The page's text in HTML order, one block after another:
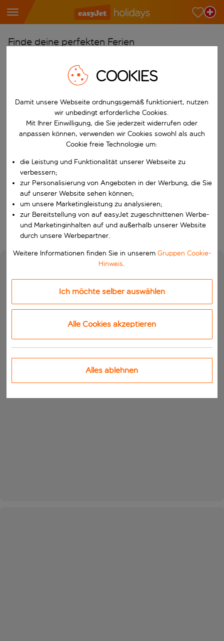
Finde deine perfekten Ferien
Wähle deine Flughäfen
Beginne mit der Eingabe für die automatische
Reiseziele finden
Nach
W&auml;hle ein Ab- und R&uuml;ckflugdatum aus.
Wähle deine Reisedaten
Wann
Wer
Suchen
COOKIES
Damit unsere Webseite ordnungsgemäß funktioniert, nutzen
wir unbedingt erforderliche Cookies.
Mit Ihrer Einwilligung, die Sie jederzeit widerrufen oder
anpassen können, verwenden wir Cookies sowohl als auch
Cookie freie Technologie um:
die Leistung und Funktionalität unserer Webseite zu
verbessern;
zur Personalisierung von Angeboten in der Werbung, die Sie
auf unserer Website sehen können;
um unsere Marketingleistung zu analysieren;
zur Bereitstellung von auf easyJet zugeschnittenen Werbe-
und Marketinginhalten auf und außerhalb unserer Website
durch unsere Werbepartner.
Weitere Informationen finden Sie in unserem Gruppen Cookie-
Hinweis.
Ich möchte selber auswählen
Alle Cookies akzeptieren
Alles ablehnen